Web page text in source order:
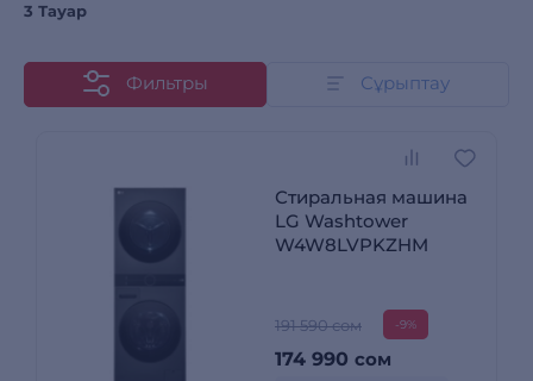
3 Тауар
Фильтры Сұрыптау
Стиральная машина
LG Washtower
W4W8LVPKZHM
191 590 сом -9%
174 990 сом